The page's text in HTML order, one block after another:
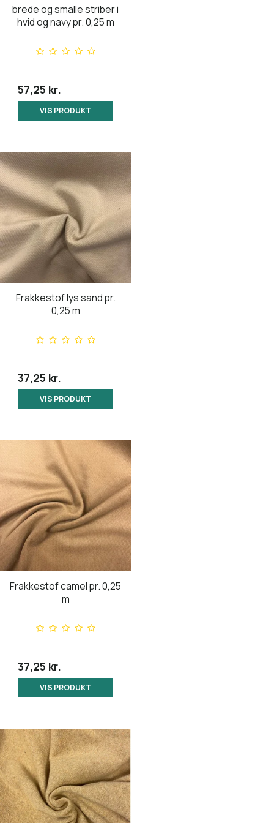
brede og smalle striber i
hvid og navy pr. 0,25 m
57,25 kr.
VIS PRODUKT
Frakkestof lys sand pr.
0,25 m
37,25 kr.
VIS PRODUKT
Frakkestof camel pr. 0,25
m
37,25 kr.
VIS PRODUKT